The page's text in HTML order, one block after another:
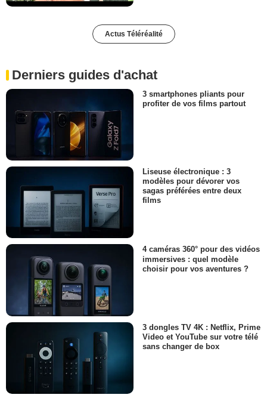
Actus Téléréalité
Derniers guides d'achat
3 smartphones pliants pour
profiter de vos films partout
Liseuse électronique : 3
modèles pour dévorer vos
sagas préférées entre deux
films
4 caméras 360° pour des vidéos
immersives : quel modèle
choisir pour vos aventures ?
3 dongles TV 4K : Netflix, Prime
Video et YouTube sur votre télé
sans changer de box